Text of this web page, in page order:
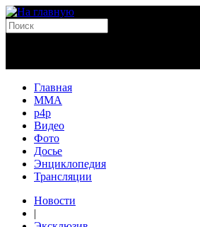
Главная
MMA
p4p
Видео
Фото
Досье
Энциклопедия
Трансляции
Новости
|